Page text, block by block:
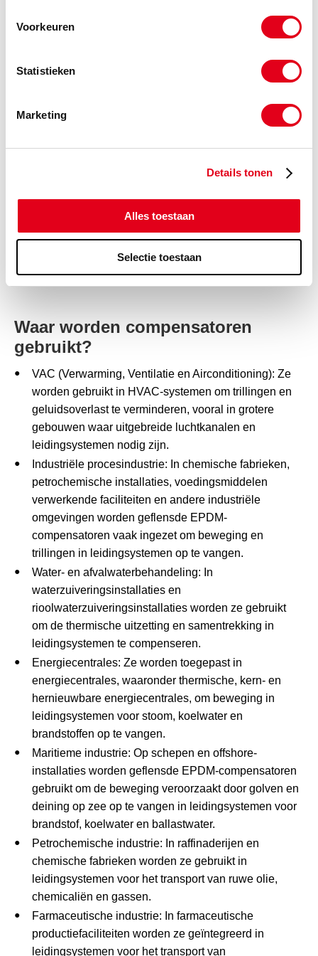
Voorkeuren
Statistieken
Marketing
Details tonen
Alles toestaan
Selectie toestaan
Galv. staat voor gegalvaniseerd, wat betekent dat het
staal is bedekt met een beschermende laag zink om
Standard Pipe, wat een standaard schroefdraadtype is
voor buizen en fittingen. Dit betekent dat deze
Galv. BSP
Samengevat, de belangrijkste verschillen tussen deze
manier waarop ze worden verbonden met andere
compensator hangt af van de toepassing, het medium dat
door de leiding stroomt, en de specifieke eisen van het
systeem.
Waar worden compensatoren
gebruikt?
VAC (Verwarming, Ventilatie en Airconditioning): Ze
worden gebruikt in HVAC-systemen om trillingen en
geluidsoverlast te verminderen, vooral in grotere
gebouwen waar uitgebreide luchtkanalen en
leidingsystemen nodig zijn.
Industriële procesindustrie: In chemische fabrieken,
petrochemische installaties, voedingsmiddelen
verwerkende faciliteiten en andere industriële
omgevingen worden geflensde EPDM-
compensatoren vaak ingezet om beweging en
trillingen in leidingsystemen op te vangen.
Water- en afvalwaterbehandeling: In
waterzuiveringsinstallaties en
rioolwaterzuiveringsinstallaties worden ze gebruikt
om de thermische uitzetting en samentrekking in
leidingsystemen te compenseren.
Energiecentrales: Ze worden toegepast in
energiecentrales, waaronder thermische, kern- en
hernieuwbare energiecentrales, om beweging in
leidingsystemen voor stoom, koelwater en
brandstoffen op te vangen.
Maritieme industrie: Op schepen en offshore-
installaties worden geflensde EPDM-compensatoren
gebruikt om de beweging veroorzaakt door golven en
deining op zee op te vangen in leidingsystemen voor
brandstof, koelwater en ballastwater.
Petrochemische industrie: In raffinaderijen en
chemische fabrieken worden ze gebruikt in
leidingsystemen voor het transport van ruwe olie,
chemicaliën en gassen.
Farmaceutische industrie: In farmaceutische
productiefaciliteiten worden ze geïntegreerd in
leidingsystemen voor het transport van